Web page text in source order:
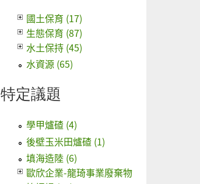
國土保育 (17)
生態保育 (87)
水土保持 (45)
水資源 (65)
特定議題
學甲爐碴 (4)
後壁玉米田爐碴 (1)
填海造陸 (6)
歐欣企業-龍琦事業廢棄物